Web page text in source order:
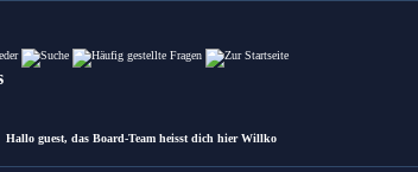
Hallo guest, das Board-Team heisst dich hier Willkommen und wünscht dir einen